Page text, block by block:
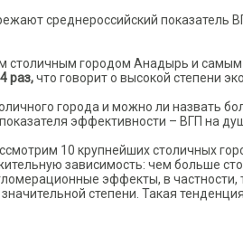
среднероссийский показатель
столичным городом Анадырь и
раз,что говорит о высокой степени
города и можно ли назвать
эффективности – ВГП на
10 крупнейших столичных
зависимость: чем больше
эффекты, в
степени. Такая